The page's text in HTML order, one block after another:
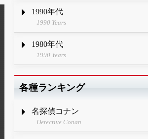
1990年代
1990 Years
1980年代
1990 Years
各種ランキング
名探偵コナン
Detective Conan